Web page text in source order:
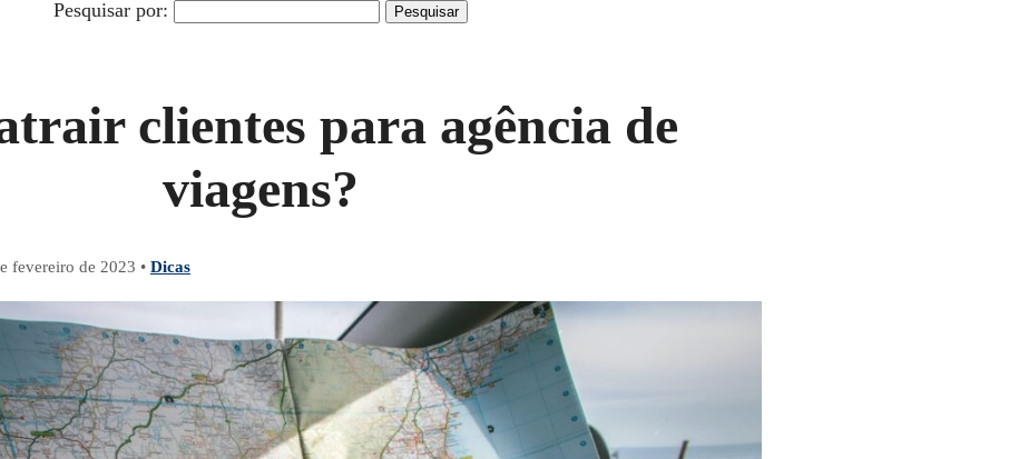
Pesquisar por:
clientes para agência de
viagens?
fevereiro de 2023 • Dicas